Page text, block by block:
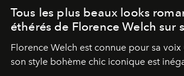
Tous les plus beaux looks
éthérés de Florence Welch sur
Florence Welch est connue pour sa voix
son style bohème chic iconique est